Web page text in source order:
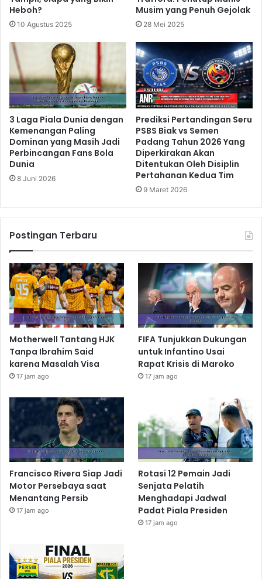
Heboh?
10 Agustus 2025
Musim yang Penuh Gejolak
28 Mei 2025
3 Laga Piala Dunia dengan
Kemenangan Paling
Dominan yang Masih Jadi
Perbincangan Fans Bola
Dunia
8 Juni 2026
Prediksi Pertandingan Seru
PSBS Biak vs Semen
Padang Tahun 2026 Yang
Diperkirakan Akan
Ditentukan Oleh Disiplin
Pertahanan Kedua Tim
9 Maret 2026
Postingan Terbaru
Motherwell Tantang HJK
Tanpa Ibrahim Said
karena Masalah Visa
17 jam ago
FIFA Tunjukkan Dukungan
untuk Infantino Usai
Rapat Krisis di Maroko
17 jam ago
Francisco Rivera Siap Jadi
Motor Persebaya saat
Menantang Persib
17 jam ago
Rotasi 12 Pemain Jadi
Senjata Pelatih
Menghadapi Jadwal
Padat Piala Presiden
17 jam ago